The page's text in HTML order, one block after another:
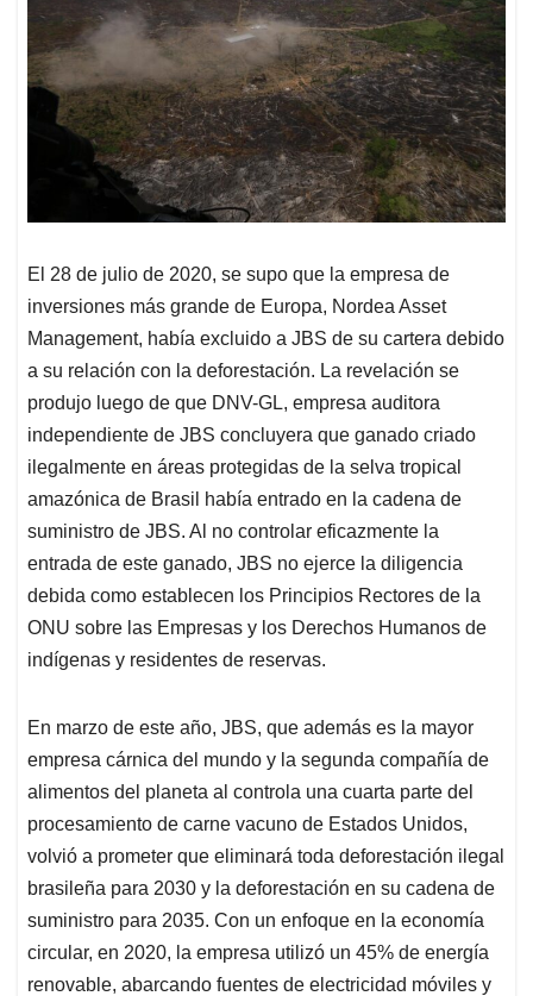
El 28 de julio de 2020, se supo que la empresa de
inversiones más grande de Europa, Nordea Asset
Management, había excluido a JBS de su cartera debido
a su relación con la deforestación. La revelación se
produjo luego de que DNV-GL, empresa auditora
independiente de JBS concluyera que ganado criado
ilegalmente en áreas protegidas de la selva tropical
amazónica de Brasil había entrado en la cadena de
suministro de JBS. Al no controlar eficazmente la
entrada de este ganado, JBS no ejerce la diligencia
debida como establecen los Principios Rectores de la
ONU sobre las Empresas y los Derechos Humanos de
indígenas y residentes de reservas.
En marzo de este año, JBS, que además es la mayor
empresa cárnica del mundo y la segunda compañía de
alimentos del planeta al controla una cuarta parte del
procesamiento de carne vacuno de Estados Unidos,
volvió a prometer que eliminará toda deforestación ilegal
brasileña para 2030 y la deforestación en su cadena de
suministro para 2035. Con un enfoque en la economía
circular, en 2020, la empresa utilizó un 45% de energía
renovable, abarcando fuentes de electricidad móviles y